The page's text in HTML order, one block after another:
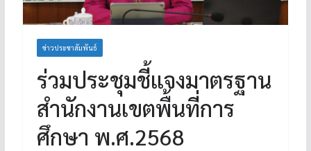
ข่าวประชาสัมพันธ์
ร่วมประชุมชี้แจงมาตรฐาน
สำนักงานเขตพื้นที่การ
ศึกษา พ.ศ.2568